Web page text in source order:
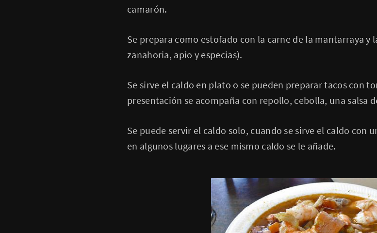
camarón.
Se prepara como estofado con la carne de la mantarraya y
zanahoria, apio y especias).
Se sirve el caldo en plato o se pueden preparar tacos con
presentación se acompaña con repollo, cebolla, una salsa
Se puede servir el caldo solo, cuando se sirve el caldo con
en algunos lugares a ese mismo caldo se